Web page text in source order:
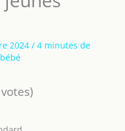
2024 / 4 minutes de